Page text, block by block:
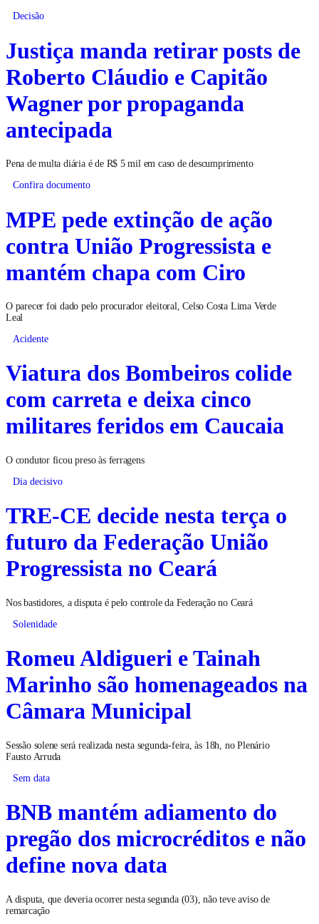
Decisão
Justiça manda retirar posts de
Roberto Cláudio e Capitão
Wagner por propaganda
antecipada
Pena de multa diária é de R$ 5 mil em caso de descumprimento
Confira documento
MPE pede extinção de ação
contra União Progressista e
mantém chapa com Ciro
O parecer foi dado pelo procurador eleitoral, Celso Costa Lima Verde
Leal
Acidente
Viatura dos Bombeiros colide
com carreta e deixa cinco
militares feridos em Caucaia
O condutor ficou preso às ferragens
Dia decisivo
TRE-CE decide nesta terça o
futuro da Federação União
Progressista no Ceará
Nos bastidores, a disputa é pelo controle da Federação no Ceará
Solenidade
Romeu Aldigueri e Tainah
Marinho são homenageados na
Câmara Municipal
Sessão solene será realizada nesta segunda-feira, às 18h, no Plenário
Fausto Arruda
Sem data
BNB mantém adiamento do
pregão dos microcréditos e não
define nova data
A disputa, que deveria ocorrer nesta segunda (03), não teve aviso de
remarcação